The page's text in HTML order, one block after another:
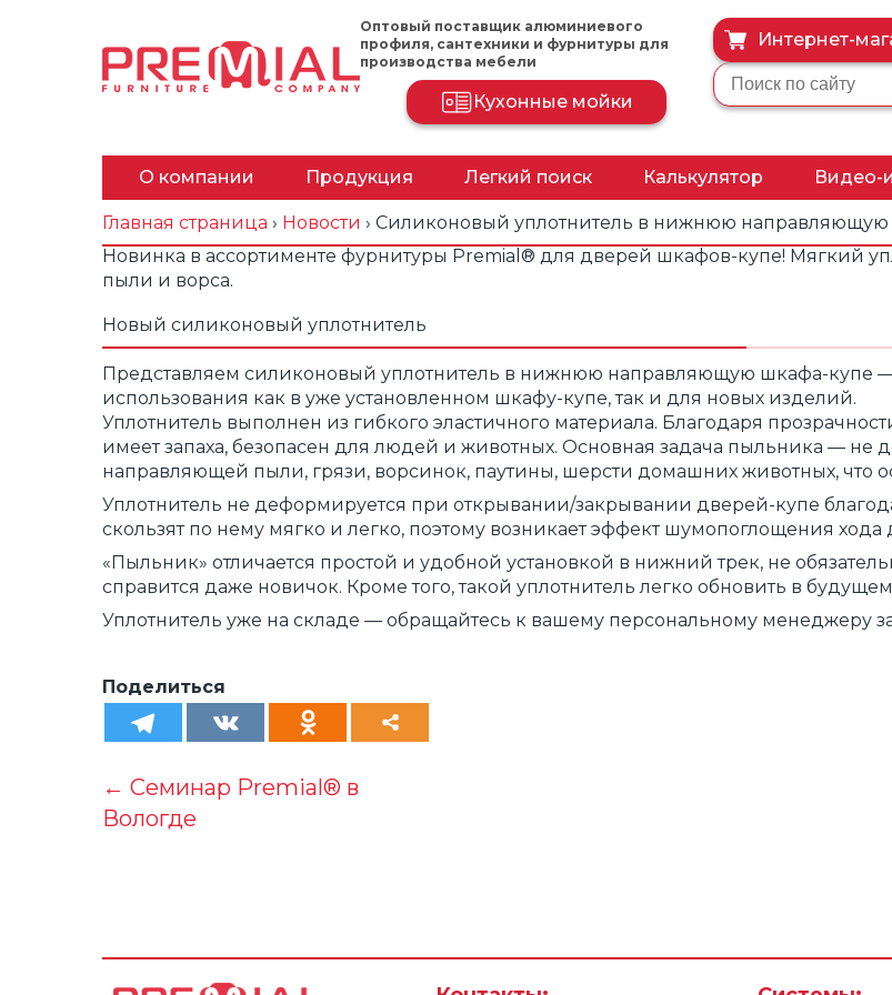
Оптовый поставщик алюминиевого
профиля, сантехники и фурнитуры для
производства мебели
Кухонные мойки
Интернет-
О компании
Миссия компании
Партнерам
Обучение
поддержка
Вакансии
Новости
Блог
Продукция
Алюминиевый профиль
для шкафов-купе
Рамочный фасадный
профиль
Функциональная
фурнитура
Алюминиевый профиль
для кухни
Кухонный цоколь
Мебельное освещение
Легкий поиск Калькулятор
Калькулятор расчета
профиля
Видео-
Видео-
Видео-
Главная страница › Новости › Силиконовый уплотнитель в нижнюю направляющую
Новинка в ассортименте фурнитуры Premial® для дверей шкафов-купе! Мягкий
пыли и ворса.
Новый силиконовый уплотнитель
Представляем силиконовый уплотнитель в нижнюю направляющую шкафа-купе —
использования как в уже установленном шкафу-купе, так и для новых изделий.
Уплотнитель выполнен из гибкого эластичного материала. Благодаря
имеет запаха, безопасен для людей и животных. Основная задача пыльника — не
направляющей пыли, грязи, ворсинок, паутины, шерсти домашних животных, что
Уплотнитель не деформируется при открывании/закрывании дверей-купе
скользят по нему мягко и легко, поэтому возникает эффект шумопоглощения хода
«Пыльник» отличается простой и удобной установкой в нижний трек, не
справится даже новичок. Кроме того, такой уплотнитель легко обновить в
Уплотнитель уже на складе — обращайтесь к вашему персональному менеджеру
Поделиться
← Семинар Premial® в
Вологде